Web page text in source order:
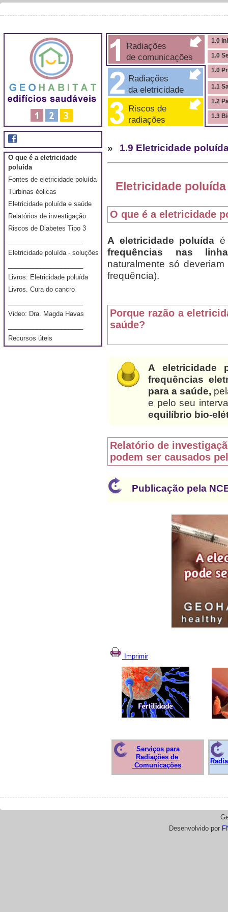
Radiações
de comunicações
Radiações
da eletricidade
Riscos de
radiações
1.0
1.0
1.0
1.1
1.2
1.3
O que é a eletricidade
poluída
Fontes de eletricidade poluída
Turbinas éolicas
Eletricidade poluída e saúde
Relatórios de investigação
Riscos de Diabetes Tipo 3
Eletricidade poluída - soluções
Livros: Eletricidade poluída
Livros. Cura do cancro
Video: Dra. Magda Havas
Recursos úteis
» 1.9 Eletricidade
Eletricidade poluída
O que é a eletricidade
A eletricidade poluída
frequências nas
naturalmente só
frequência).
Porque razão a
saúde?
A eletricidade
frequências
para a saúde,
e pelo seu
equilíbrio bio-
Relatório de
podem ser causados
Publicação pela
Imprimir
Serviços para
Radiações de
Comunicações
Desenvolvido por